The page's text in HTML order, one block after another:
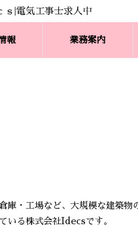
報 業務案内
庫・工場など、大規模な建築物
いる株式会社Idecsです。